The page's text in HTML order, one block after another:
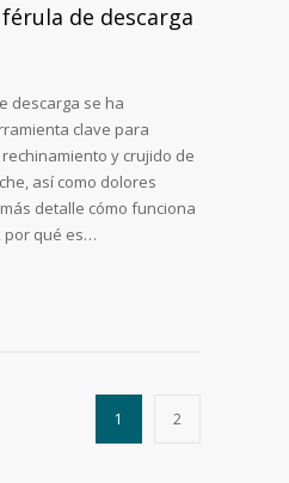
de descarga
descarga se ha
clave para
y crujido de
así como dolores
detalle cómo funciona
por qué es…
1 2